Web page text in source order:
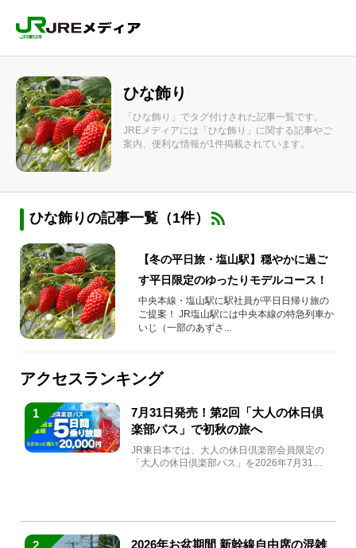
ひな飾り
「ひな飾り」でタグ付けされた記事一覧です。
JREメディアには「ひな飾り」に関する記事やご
案内、便利な情報が1件掲載されています。
ひな飾りの記事一覧（1件）
【冬の平日旅・塩山駅】穏やかに過ご
す平日限定のゆったりモデルコース！
中央本線・塩山駅に駅社員が平日日帰り旅の
ご提案！ JR塩山駅には中央本線の特急列車か
いじ（一部のあずさ...
アクセスランキング
1
7月31日発売！第2回「大人の休日倶
楽部パス」で初秋の旅へ
JR東日本では、大人の休日倶楽部会員限定の
「大人の休日倶楽部パス」を2026年7月31日
2
2026年お盆期間 新幹線自由席の混雑